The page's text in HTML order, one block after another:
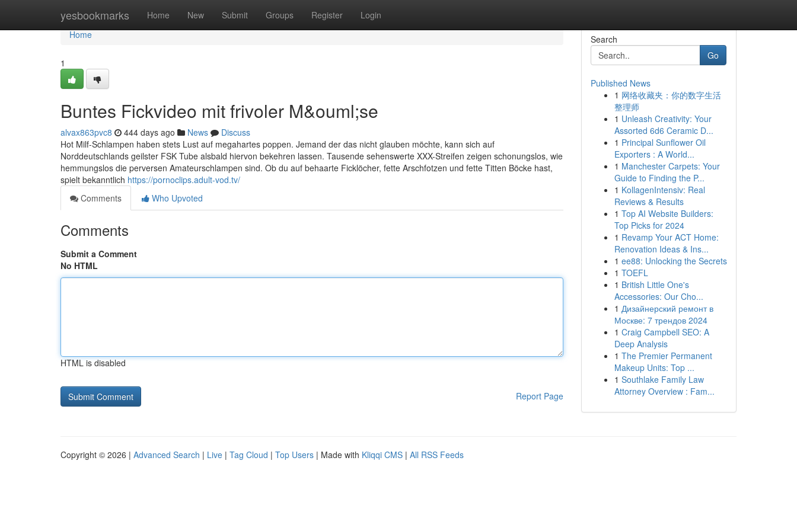
yesbookmarks Home New Submit Groups Register Login
Home
Home
1
Buntes Fickvideo mit frivoler M&ouml;se
alvax863pvc8 444 days ago News
Discuss
Hot Milf-Schlampen haben stets Lust auf megahartes poppen. Jemand der das nicht glauben möchte, kann sich auf
Norddeutschlands geilster FSK Tube alsbald hiervon bekehren lassen. Tausende sehenswerte XXX-Streifen zeigen schonungslos, wie
hemmungslos die perversen Amateurschlampen sind. Ob du auf behaarte Ficklöcher, fette Arschfotzen und fette Titten Böcke hast,
spielt bekanntlich https://pornoclips.adult-vod.tv/
Comments
Who Upvoted
Comments
Submit a Comment
No HTML
HTML is disabled
Report Page
Search
Go
Published News
1 网络收藏夹：你的数字生活
整理师
1 Unleash Creativity: Your
Assorted 6d6 Ceramic D...
1 Principal Sunflower Oil
Exporters : A World...
1 Manchester Carpets: Your
Guide to Finding the P...
1 KollagenIntensiv: Real
Reviews & Results
1 Top AI Website Builders:
Top Picks for 2024
1 Revamp Your ACT Home:
Renovation Ideas & Ins...
1 ee88: Unlocking the Secrets
1 TOEFL
1 British Little One's
Accessories: Our Cho...
1 Дизайнерский ремонт в
Москве: 7 трендов 2024
1 Craig Campbell SEO: A
Deep Analysis
1 The Premier Permanent
Makeup Units: Top ...
1 Southlake Family Law
Attorney Overview : Fam...
Copyright © 2026 | Advanced Search | Live | Tag Cloud | Top Users | Made with Kliqqi CMS | All RSS Feeds